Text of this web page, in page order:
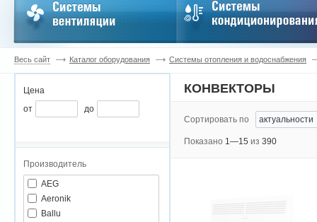
Весь сайт Каталог оборудования Системы отопления и водоснабжения
Цена
от
до
Производитель
AEG
Aeronik
Ballu
КОНВЕКТОРЫ
Сортировать по
Показано 1—15 из 390